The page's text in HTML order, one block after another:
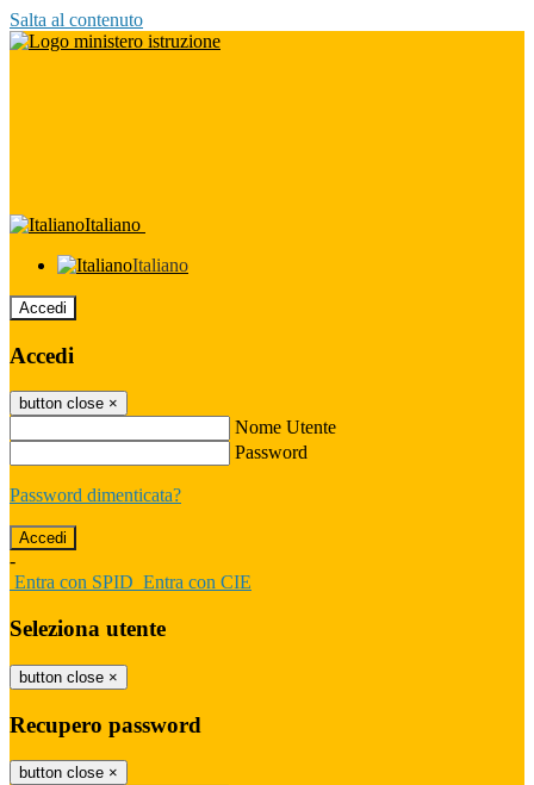
Salta al contenuto
Italiano
Italiano
Accedi
Accedi
button close ×
Nome Utente
Password
Password dimenticata?
-
Entra con SPID Entra con CIE
Seleziona utente
button close ×
Recupero password
button close ×